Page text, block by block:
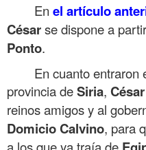
En el artículo
Césarse dispone a
Ponto.
En cuanto entraron
provincia deSiria, César
reinos amigos y al
DomicioCalvino, para
a los que ya traía de